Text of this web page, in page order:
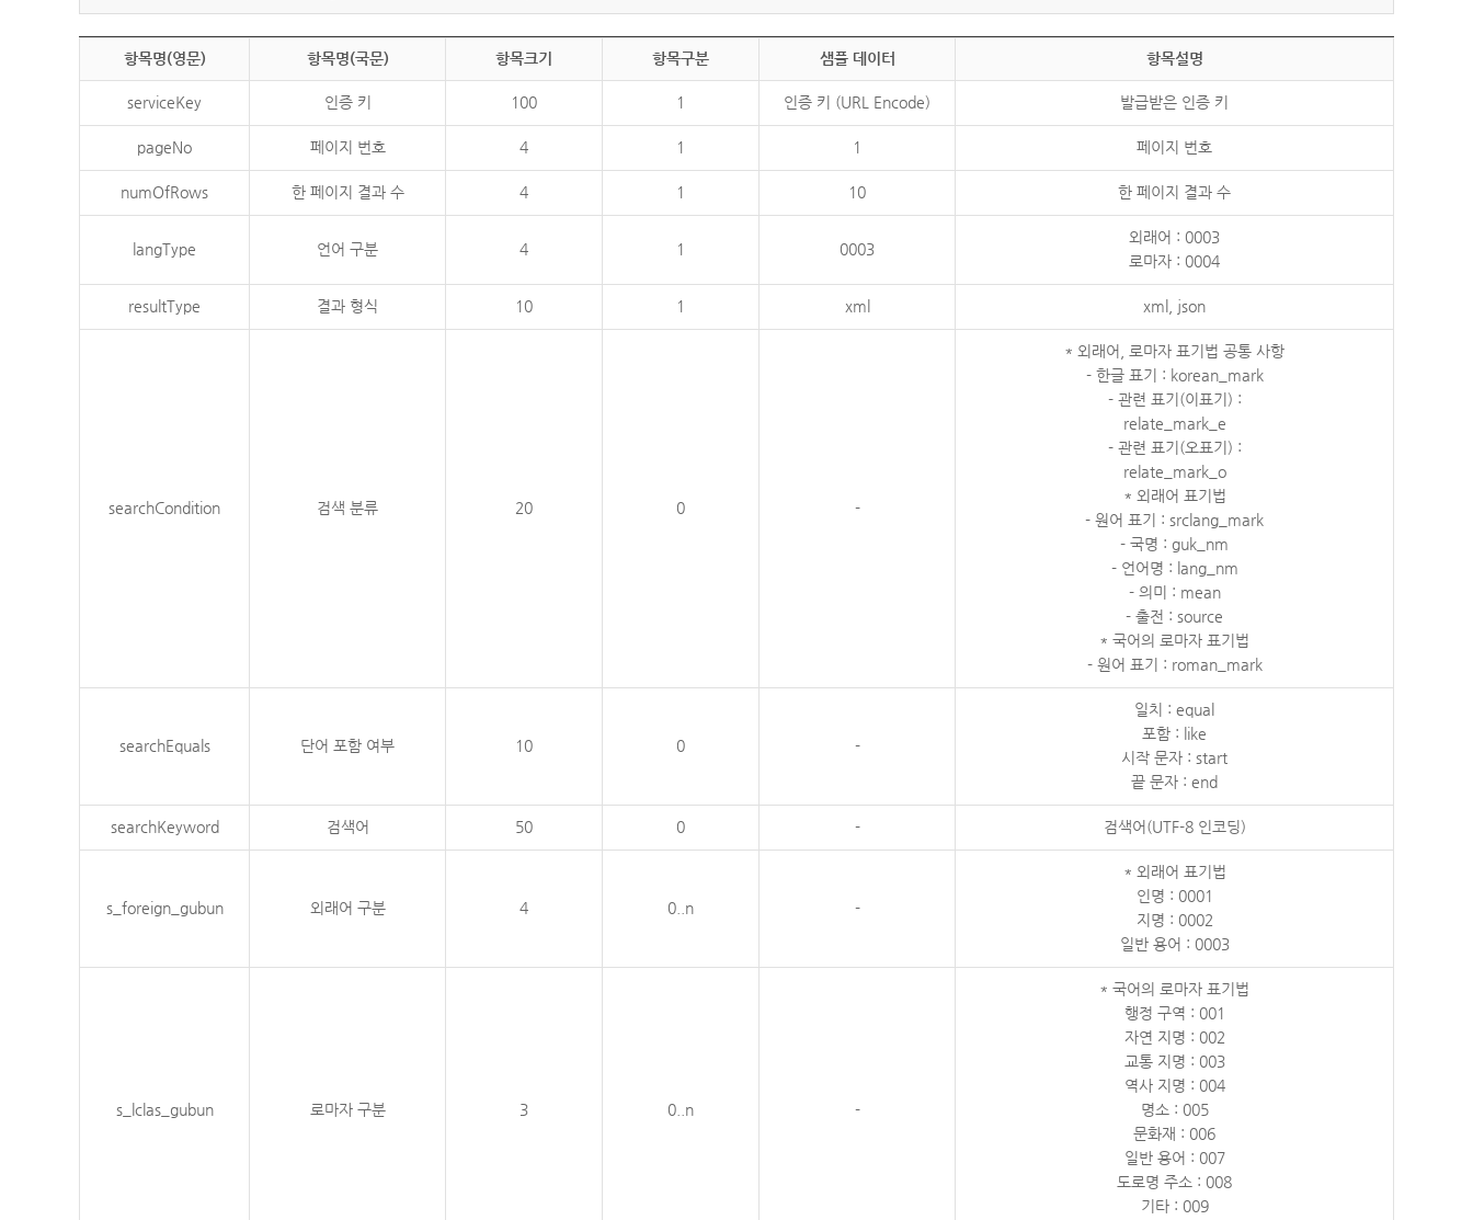
항목명(영문) 항목명(국문) 항목크기 항목구분 샘플 데이터 항목설명
serviceKey 인증 키 100 1 인증 키 (URL Encode) 발급받은 인증 키
pageNo 페이지 번호 4 1 1 페이지 번호
numOfRows 한 페이지 결과 수 4 1 10 한 페이지 결과 수
langType 언어 구분 4 1 0003
외래어 : 0003
로마자 : 0004
resultType 결과 형식 10 1 xml xml, json
searchCondition 검색 분류 20 0 -
* 외래어, 로마자 표기법 공통 사항
- 한글 표기 : korean_mark
- 관련 표기(이표기) :
relate_mark_e
- 관련 표기(오표기) :
relate_mark_o
* 외래어 표기법
- 원어 표기 : srclang_mark
- 국명 : guk_nm
- 언어명 : lang_nm
- 의미 : mean
- 출전 : source
* 국어의 로마자 표기법
- 원어 표기 : roman_mark
searchEquals 단어 포함 여부 10 0 -
일치 : equal
포함 : like
시작 문자 : start
끝 문자 : end
searchKeyword 검색어 50 0 - 검색어(UTF-8 인코딩)
s_foreign_gubun 외래어 구분 4 0..n -
* 외래어 표기법
인명 : 0001
지명 : 0002
일반 용어 : 0003
s_lclas_gubun 로마자 구분 3 0..n -
* 국어의 로마자 표기법
행정 구역 : 001
자연 지명 : 002
교통 지명 : 003
역사 지명 : 004
명소 : 005
문화재 : 006
일반 용어 : 007
도로명 주소 : 008
기타 : 009